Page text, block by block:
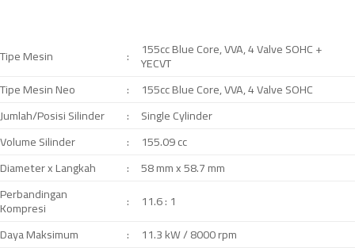
Tipe Mesin : 155cc Blue Core, VVA, 4 Valve SOHC +
YECVT
Tipe Mesin Neo
:
155cc Blue Core, VVA, 4 Valve SOHC
Jumlah/Posisi Silinder
:
Single Cylinder
Volume Silinder
:
155.09 cc
Diameter x Langkah
: 58 mm x 58.7 mm
Perbandingan
Kompresi :
11.6 : 1
Daya Maksimum
:
11.3 kW / 8000 rpm